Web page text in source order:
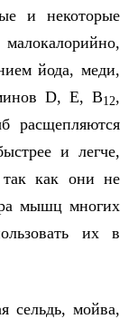
и некоторые
йода, меди,
D, Е, В12,
расщепляются
и легче,
как они не
мышц многих
их в
сельдь, мойва,